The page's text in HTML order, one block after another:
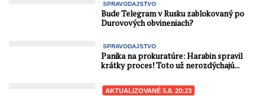
SPRAVODAJSTVO
Bude Telegram v Rusku zablokovaný po
Durovových obvineniach?
SPRAVODAJSTVO
Panika na prokuratúre: Harabin spravil
krátky proces! Toto už nerozdýchajú...
AKTUALIZOVANÉ 5.8. 20:23